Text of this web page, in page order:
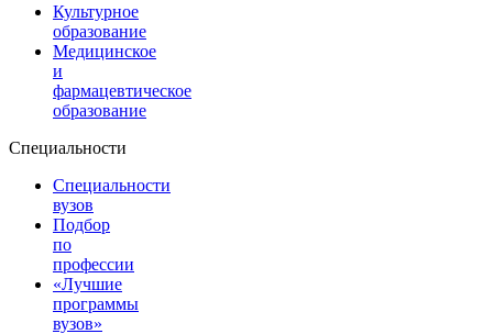
Культурное
образование
Медицинское
и
фармацевтическое
образование
Специальности
Специальности
вузов
Подбор
по
профессии
«Лучшие
программы
вузов»